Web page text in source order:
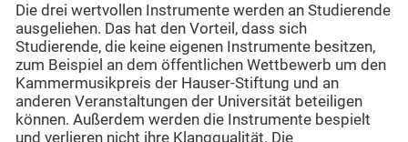
Die drei wertvollen Instrumente werden an Studierende
ausgeliehen. Das hat den Vorteil, dass sich
Studierende, die keine eigenen Instrumente besitzen,
zum Beispiel an dem öffentlichen Wettbewerb um den
Kammermusikpreis der Hauser-Stiftung und an
anderen Veranstaltungen der Universität beteiligen
können. Außerdem werden die Instrumente bespielt
und verlieren nicht ihre Klangqualität. Die